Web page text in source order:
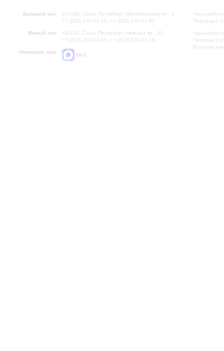
Большой зал:
191186, Санкт-Петербург, Михайловская ул., 2
+7 (812) 240-01-00, +7 (812) 240-01-80
Малый зал:
191011, Санкт-Петербург, Невский пр., 30
+7 (812) 240-01-00, +7 (812) 240-01-70
Напишите нам:
MAX
Часы
Перерыв с
Часы
Перерыв с
Вопросы